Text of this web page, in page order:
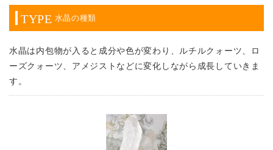
TYPE 水晶の種類
水晶は内包物が入ると成分や色が変わり、ルチルクォーツ、ロ
ーズクォーツ、アメジストなどに変化しながら成長していきま
す。